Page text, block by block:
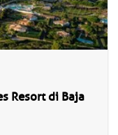
Resort di Baja